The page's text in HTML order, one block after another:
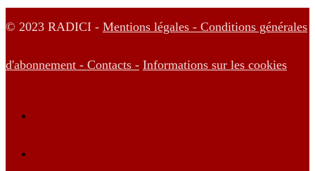
© 2023 RADICI - Mentions légales - Conditions générales
d'abonnement - Contacts - Informations sur les cookies